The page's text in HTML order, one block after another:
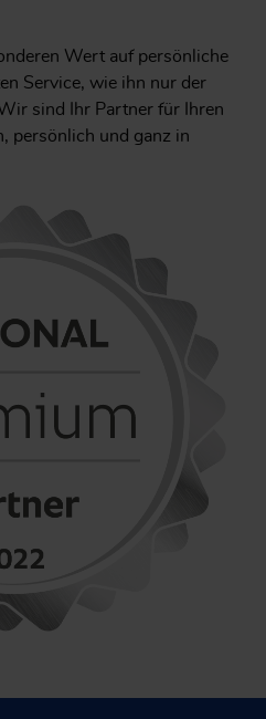
Wert auf persönliche
Service, wie ihn nur der
sind Ihr Partner für Ihren
persönlich und ganz in